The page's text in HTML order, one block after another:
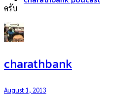
ครับ
charathbank
August 1, 2013